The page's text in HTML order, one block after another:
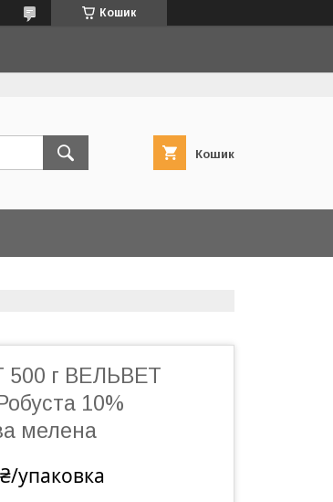
Кошик
Кошик
500 г ВЕЛЬВЕТ
10%
мелена
упаковка